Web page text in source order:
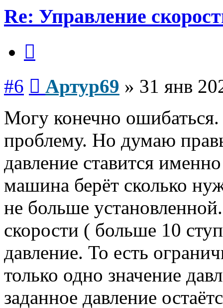
Re: Управление
#6 Артур69 » 31 янв
Могу конечно
проблему. Но думаю
давление ставится
машина берёт сколько
не больше
скорости ( больше 10
давление. То есть
только одно значение
заданное давление